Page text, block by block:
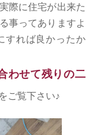
際に住宅が出来た
事ってありますよ
すれば良かったか
わせて残りの二
をご覧下さい♪